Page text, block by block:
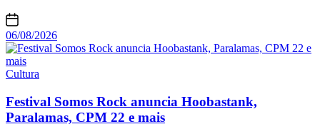
06/08/2026
Cultura
Festival Somos Rock anuncia Hoobastank,
Paralamas, CPM 22 e mais